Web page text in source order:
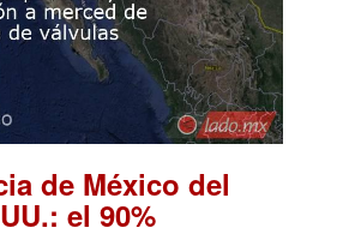
de México del
el 90%